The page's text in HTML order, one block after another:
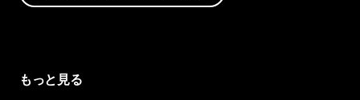
もっと見る